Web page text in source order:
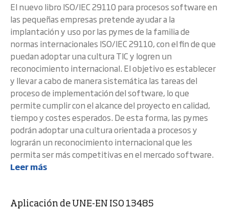
El nuevo libro ISO/IEC 29110 para procesos software en
las pequeñas empresas pretende ayudar a la
implantación y uso por las pymes de la familia de
normas internacionales ISO/IEC 29110, con el fin de que
puedan adoptar una cultura TIC y logren un
reconocimiento internacional. El objetivo es establecer
y llevar a cabo de manera sistemática las tareas del
proceso de implementación del software, lo que
permite cumplir con el alcance del proyecto en calidad,
tiempo y costes esperados. De esta forma, las pymes
podrán adoptar una cultura orientada a procesos y
lograrán un reconocimiento internacional que les
permita ser más competitivas en el mercado software.
Leer más
Aplicación de UNE-EN ISO 13485